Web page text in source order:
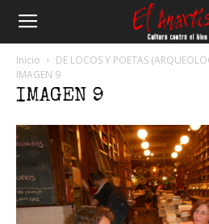
Anartista
Inicio
DE LOCOS Y POETAS
IMAGEN 9
IMAGEN 9